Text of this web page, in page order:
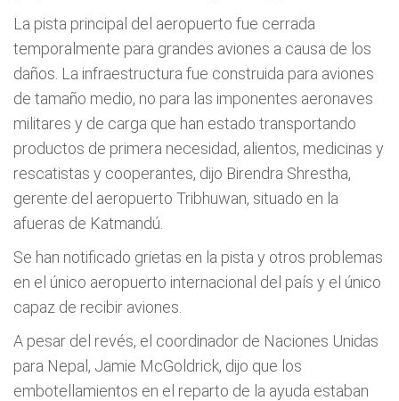
La pista principal del aeropuerto fue cerrada
temporalmente para grandes aviones a causa de los
daños. La infraestructura fue construida para aviones
de tamaño medio, no para las imponentes aeronaves
militares y de carga que han estado transportando
productos de primera necesidad, alientos, medicinas y
rescatistas y cooperantes, dijo Birendra Shrestha,
gerente del aeropuerto Tribhuwan, situado en la
afueras de Katmandú.
Se han notificado grietas en la pista y otros problemas
en el único aeropuerto internacional del país y el único
capaz de recibir aviones.
A pesar del revés, el coordinador de Naciones Unidas
para Nepal, Jamie McGoldrick, dijo que los
embotellamientos en el reparto de la ayuda estaban